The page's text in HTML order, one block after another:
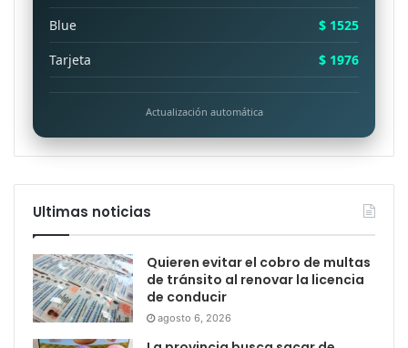
Blue
$ 1525
Tarjeta
$ 1976
Actualización automática
Ultimas noticias
Quieren evitar el cobro de multas
de tránsito al renovar la licencia
de conducir
agosto 6, 2026